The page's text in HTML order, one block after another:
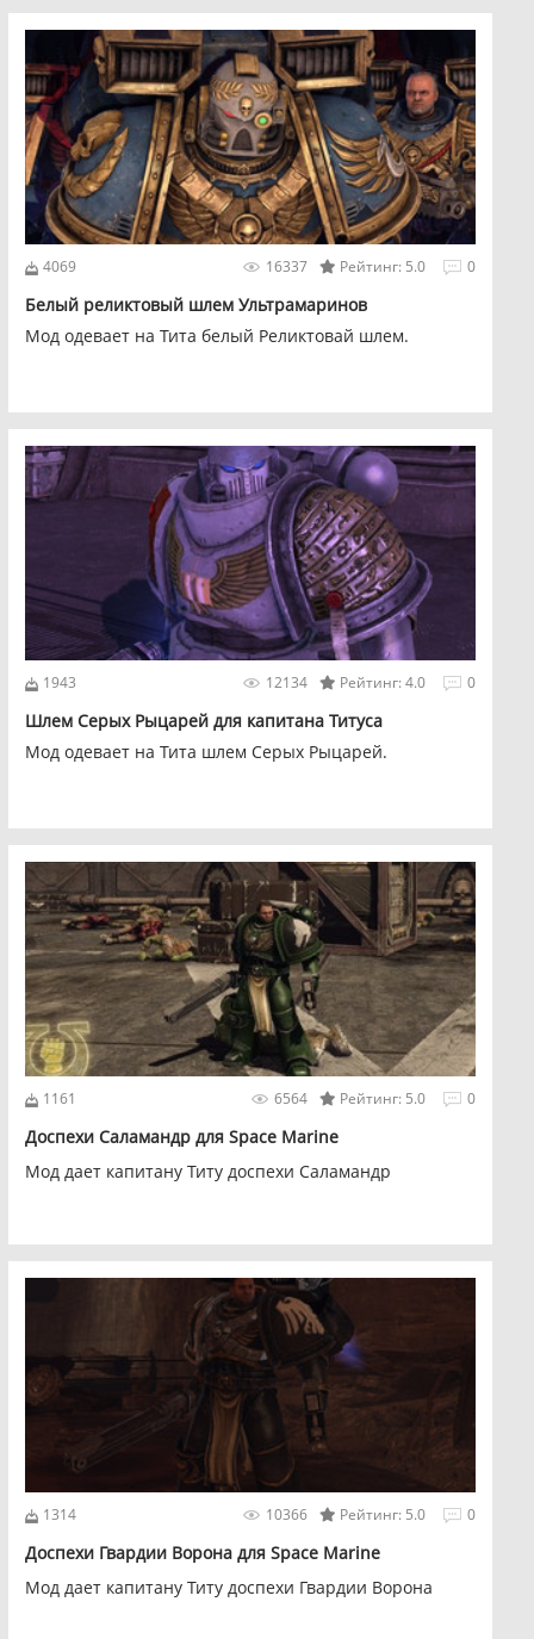
4069 0
Рейтинг: 5.0
16337
Белый реликтовый шлем Ультрамаринов
Мод одевает на Тита белый Реликтовай шлем.
1943 0
Рейтинг: 4.0
12134
Шлем Серых Рыцарей для капитана Титуса
Мод одевает на Тита шлем Серых Рыцарей.
1161 0
Рейтинг: 5.0
6564
Доспехи Саламандр для Space Marine
Мод дает капитану Титу доспехи Саламандр
1314 0
Рейтинг: 5.0
10366
Доспехи Гвардии Ворона для Space Marine
Мод дает капитану Титу доспехи Гвардии Ворона